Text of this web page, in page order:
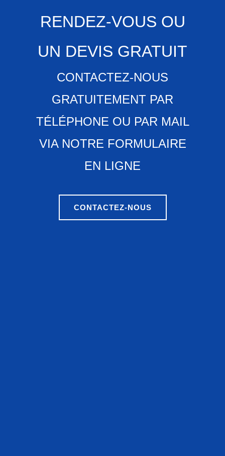
RENDEZ-VOUS OU
UN DEVIS GRATUIT
CONTACTEZ-NOUS
GRATUITEMENT PAR
TÉLÉPHONE OU PAR MAIL
VIA NOTRE FORMULAIRE
EN LIGNE
CONTACTEZ-NOUS